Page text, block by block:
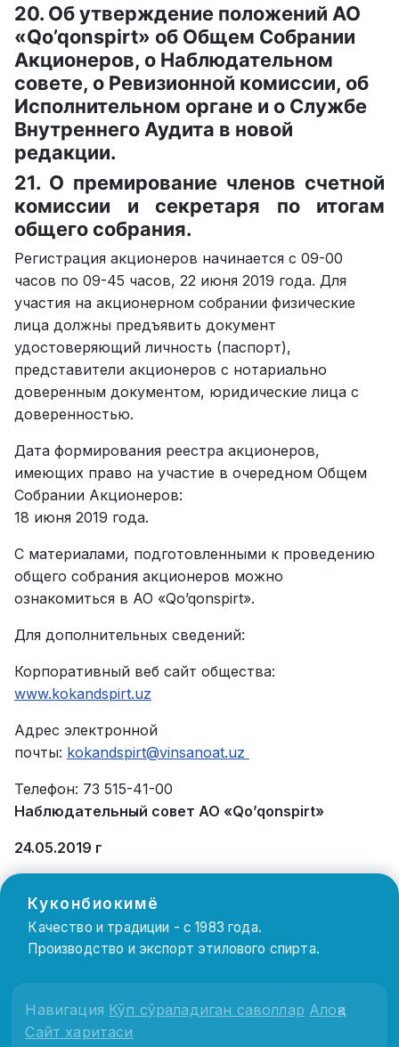
20. Об утверждение положений АО
«Qo’qonspirt» об Общем Собрании
Акционеров, о Наблюдательном
совете, о Ревизионной комиссии, об
Исполнительном органе и о Службе
Внутреннего Аудита в новой
редакции.
21. О премирование членов счетной
комиссии и секретаря по итогам
общего собрания.
Регистрация акционеров начинается с 09-00
часов по 09-45 часов, 22 июня 2019 года. Для
участия на акционерном собрании физические
лица должны предъявить документ
удостоверяющий личность (паспорт),
представители акционеров с нотариально
доверенным документом, юридические лица с
доверенностью.
Дата формирования реестра акционеров,
имеющих право на участие в очередном Общем
Собрании Акционеров:
18 июня 2019 года.
С материалами, подготовленными к проведению
общего собрания акционеров можно
ознакомиться в АО «Qo’qonspirt».
Для дополнительных сведений:
Корпоративный веб сайт общества:
www.kokandspirt.uz
Адрес электронной
почты: kokandspirt@vinsanoat.uz
Телефон: 73 515-41-00
Наблюдательный совет АО «Qo’qonspirt»
24.05.2019 г
Куконбиокимё
Качество и традиции - с 1983 года.
Производство и экспорт этилового спирта.
Навигация Кўп сўраладиган саволлар Алоқа
Сайт харитаси